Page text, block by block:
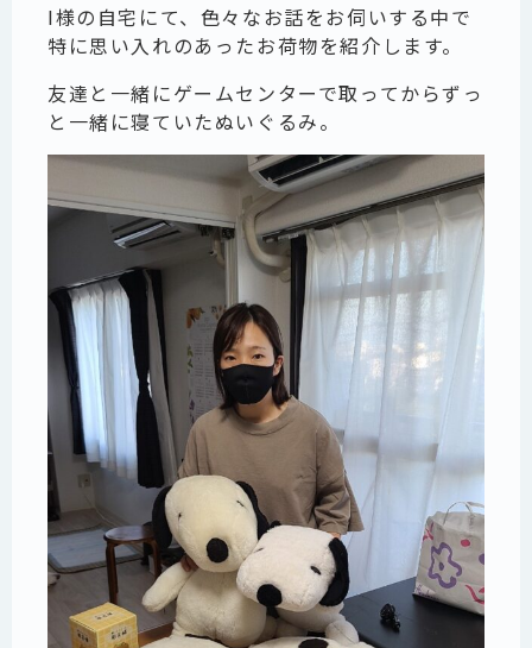
I様の自宅にて、色々なお話をお伺いする中で
特に思い入れのあったお荷物を紹介します。
友達と一緒にゲームセンターで取ってからずっ
と一緒に寝ていたぬいぐるみ。